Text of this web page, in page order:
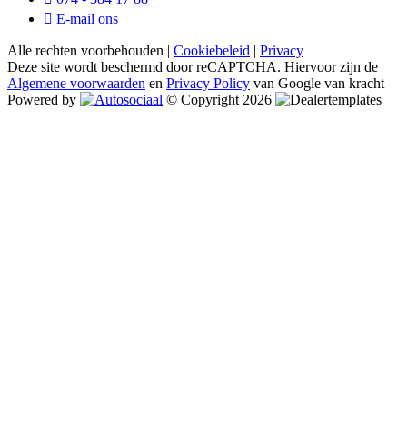
E-mail ons
Alle rechten voorbehouden | Cookiebeleid | Privacy
Deze site wordt beschermd door reCAPTCHA. Hiervoor zijn de
Algemene voorwaarden en Privacy Policy van Google van kracht
Powered by
© Copyright 2026